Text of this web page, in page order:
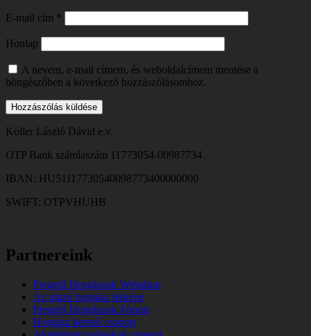
E-mail cím *
Honlap
A nevem, e-mail címem, és weboldalcímem mentése a
böngészőben a következő hozzászólásomhoz.
Koller László Dávid e.v.
OTP Bank számlaszám 11773054-00987734
IBAN: HU51117730540098773400000000
SWIFT: OTPVHUHB
Partnereink
Pergető Horgászok Webshop
Az utazó horgász térképe
Pergető Horgászok Fórum
Horgász kereső csoport